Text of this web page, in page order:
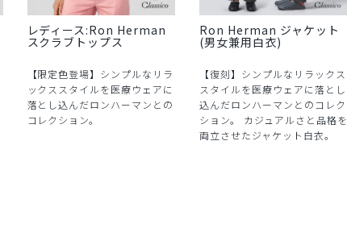
レディース:Ron Herman
スクラブトップス
【限定色登場】シンプルなリラ
ックススタイルを医療ウェアに
落とし込んだロンハーマンとの
コレクション。
Ron Herman ジャケット
(男女兼用白衣)
【復刻】シンプルなリラックス
スタイルを医療ウェアに落とし
込んだロンハーマンとのコレク
ション。 カジュアルさと品格を
両立させたジャケット白衣。